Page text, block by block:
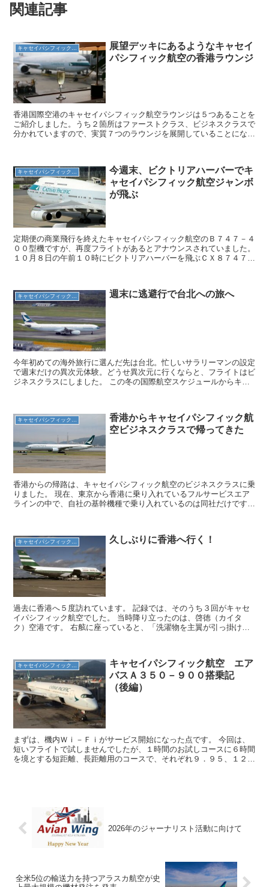
関連記事
展望デッキにあるようなキャセイ
パシフィック航空の香港ラウンジ
香港国際空港のキャセイパシフィック航空ラウンジは５つあることを
ご紹介しました。うち２箇所はファーストクラス、ビジネスクラスで
分かれていますので、実質７つのラウンジを展開していることになり
キャセイパシフィック航空
今週末、ビクトリアハーバーでキ
ャセイパシフィック航空ジャンボ
が飛ぶ
定期便の商業飛行を終えたキャセイパシフィック航空のＢ７４７－４
００型機ですが、再度フライトがあるとアナウンスされていました。
１０月８日の午前１０時にビクトリアハーバーを飛ぶＣＸ８７４７便
週末に逃避行で台北への旅へ
今年初めての海外旅行に選んだ先は台北。忙しいサラリーマンの設定
で週末だけの異次元体験。どうせ異次元に行くならと、フライトはビ
ジネスクラスにしました。 この冬の国際航空スケジュールからキャ
キャセイパシフィック航空
香港からキャセイパシフィック航
空ビジネスクラスで帰ってきた
香港からの帰路は、キャセイパシフィック航空のビジネスクラスに乗
りました。 現在、東京から香港に乗り入れているフルサービスエア
ラインの中で、自社の基幹機種で乗り入れているのは同社だけです。
キャセイパシフィック航空 久しぶりに香港へ行く！
過去に香港へ５度訪れています。 記録では、そのうち３回がキャセ
イパシフィック航空でした。 当時降り立ったのは、啓徳（カイタ
ク）空港です。 右舷に座っていると、「洗濯物を主翼が引っ掛けて
キャセイパシフィック航空
キャセイパシフィック航空 エア
バスＡ３５０－９００搭乗記
（後編）
まずは、機内Ｗｉ－Ｆｉがサービス開始になった点です。 今回は、
短いフライトで試しませんでしたが、１時間のお試しコースに６時間
を境とする短距離、長距離用のコースで、それぞれ９．９５、１２．
2026年のジャーナリスト活動に向けて
全米5位の輸送力を持つアラスカ航空が史